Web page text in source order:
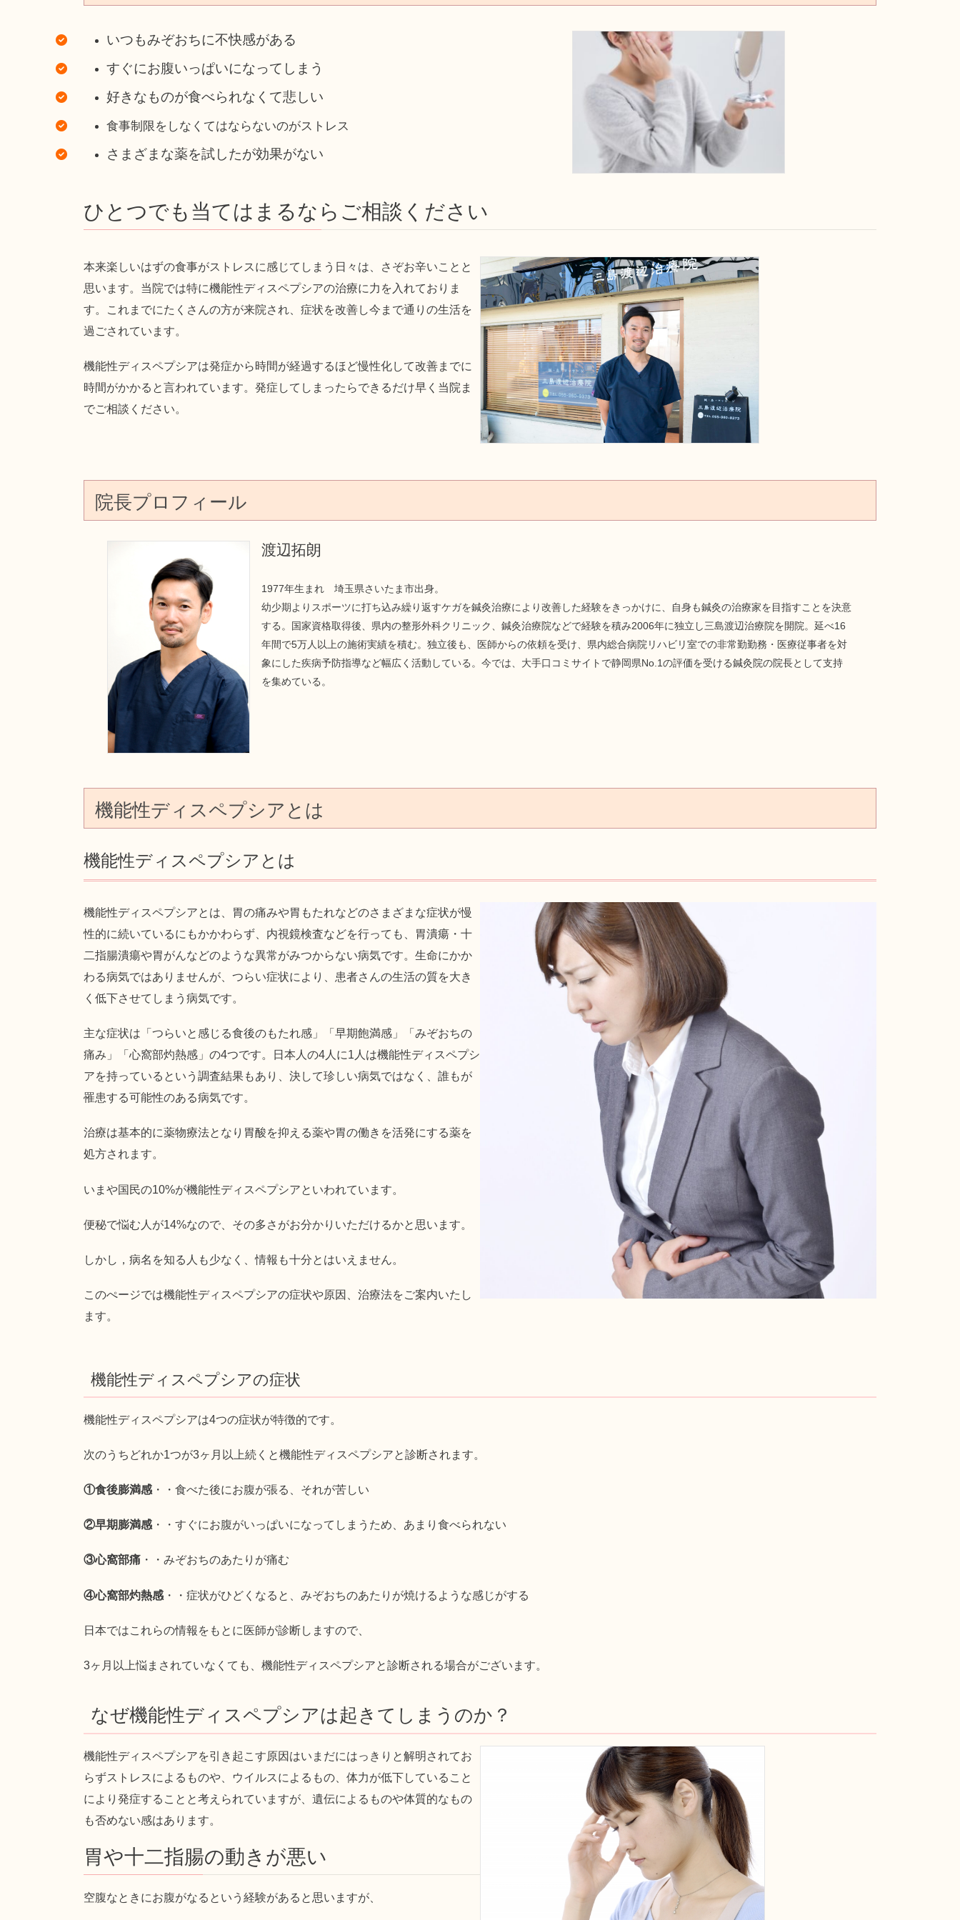
いつもみぞおちに不快感がある
すぐにお腹いっぱいになってしまう
好きなものが食べられなくて悲しい
食事制限をしなくてはならないのがストレス
さまざまな薬を試したが効果がない
ひとつでも当てはまるならご相談ください
本来楽しいはずの食事がストレスに感じてしまう日々は、さぞお辛いことと
思います。当院では特に機能性ディスペプシアの治療に力を入れておりま
す。これまでにたくさんの方が来院され、症状を改善し今まで通りの生活を
過ごされています。
機能性ディスペプシアは発症から時間が経過するほど慢性化して改善までに
時間がかかると言われています。発症してしまったらできるだけ早く当院ま
でご相談ください。
院長プロフィール
渡辺拓朗
1977年生まれ 埼玉県さいたま市出身。
幼少期よりスポーツに打ち込み繰り返すケガを鍼灸治療により改善した経験をきっかけに、自身も鍼灸の治療家を目指すことを決意
する。国家資格取得後、県内の整形外科クリニック、鍼灸治療院などで経験を積み2006年に独立し三島渡辺治療院を開院。延べ16
年間で5万人以上の施術実績を積む。独立後も、医師からの依頼を受け、県内総合病院リハビリ室での非常勤勤務・医療従事者を対
象にした疾病予防指導など幅広く活動している。今では、大手口コミサイトで静岡県No.1の評価を受ける鍼灸院の院長として支持
を集めている。
機能性ディスペプシアとは
機能性ディスペプシアとは
機能性ディスペプシアとは、胃の痛みや胃もたれなどのさまざまな症状が慢
性的に続いているにもかかわらず、内視鏡検査などを行っても、胃潰瘍・十
二指腸潰瘍や胃がんなどのような異常がみつからない病気です。生命にかか
わる病気ではありませんが、つらい症状により、患者さんの生活の質を大き
く低下させてしまう病気です。
主な症状は「つらいと感じる食後のもたれ感」「早期飽満感」「みぞおちの
痛み」「心窩部灼熱感」の4つです。日本人の4人に1人は機能性ディスペプシ
アを持っているという調査結果もあり、決して珍しい病気ではなく、誰もが
罹患する可能性のある病気です。
治療は基本的に薬物療法となり胃酸を抑える薬や胃の働きを活発にする薬を
処方されます。
いまや国民の10%が機能性ディスペプシアといわれています。
便秘で悩む人が14%なので、その多さがお分かりいただけるかと思います。
しかし，病名を知る人も少なく、情報も十分とはいえません。
このぺージでは機能性ディスペプシアの症状や原因、治療法をご案内いたし
ます。
機能性ディスペプシアの症状
機能性ディスペプシアは4つの症状が特徴的です。
次のうちどれか1つが3ヶ月以上続くと機能性ディスペプシアと診断されます。
①食後膨満感 ・・食べた後にお腹が張る、それが苦しい
②早期膨満感 ・・すぐにお腹がいっぱいになってしまうため、あまり食べられない
③心窩部痛 ・・みぞおちのあたりが痛む
④心窩部灼熱感 ・・症状がひどくなると、みぞおちのあたりが焼けるような感じがする
日本ではこれらの情報をもとに医師が診断しますので、
3ヶ月以上悩まされていなくても、機能性ディスペプシアと診断される場合がございます。
なぜ機能性ディスペプシアは起きてしまうのか？
機能性ディスペプシアを引き起こす原因はいまだにはっきりと解明されてお
らずストレスによるものや、ウイルスによるもの、体力が低下していること
により発症することと考えられていますが、遺伝によるものや体質的なもの
も否めない感はあります。
胃や十二指腸の動きが悪い
空腹なときにお腹がなるという経験があると思いますが、